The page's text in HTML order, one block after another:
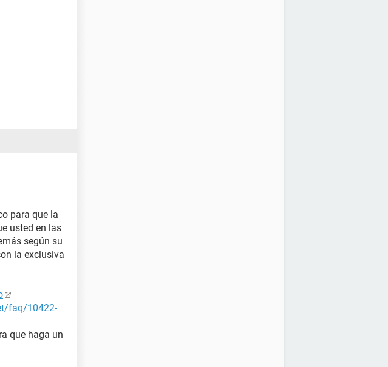
para que la
usted en las
según su
la exclusiva
faq/10422-
que haga un